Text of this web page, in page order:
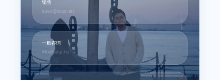
销售
sales@larus.net
一般咨询
info@larus.net